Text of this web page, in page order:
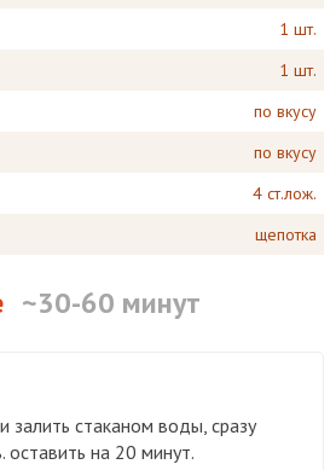
1 шт.
1 шт.
по вкусу
по вкусу
4 ст.лож.
щепотка
~30-60 минут
стаканом воды, сразу
оставить на 20 минут.